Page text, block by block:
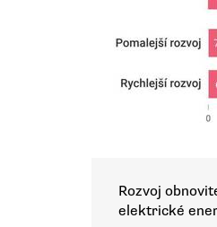
Rozvoj
elektrické